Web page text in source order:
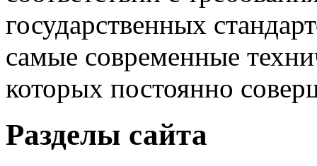
государственных
самые современные
которых постоянно
Разделы сайта